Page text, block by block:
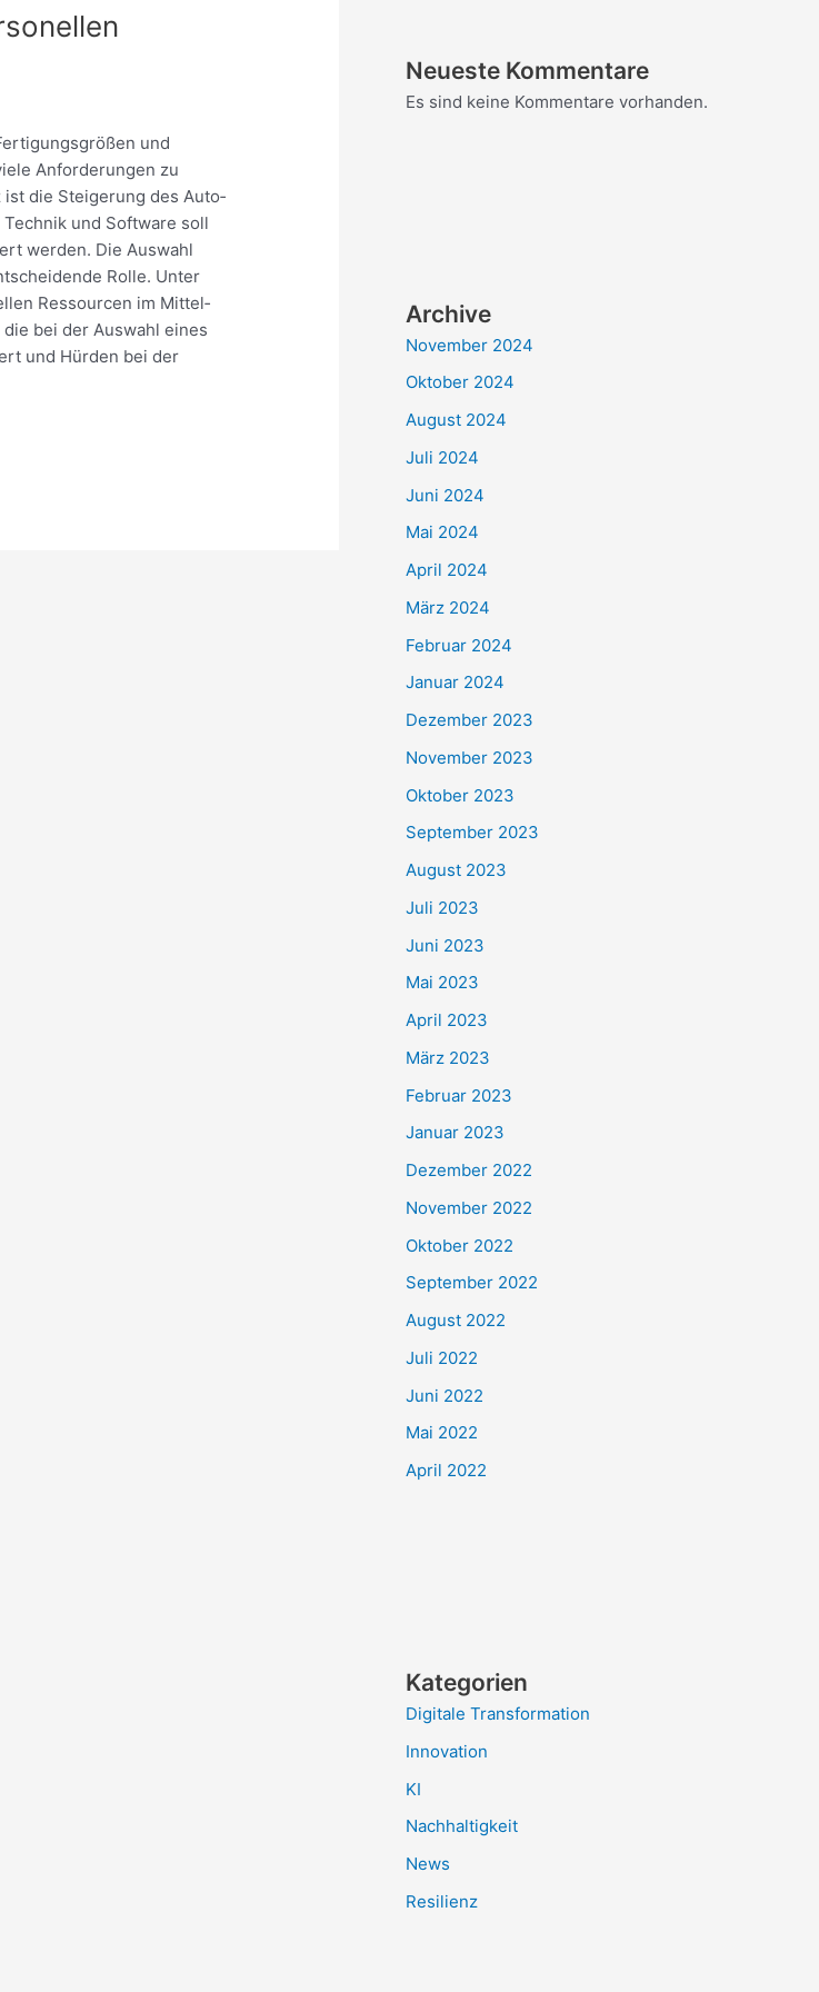
und
Anfor­de­rungen zu
ist die Stei­ge­rung des Auto­
und Software soll
werden. Die Auswahl
Rolle. Unter
Ressourcen im Mittel­
bei der Auswahl eines
und Hürden bei der
Neueste Kommentare
Es sind keine Kommentare vorhanden.
Archive
November 2024
Oktober 2024
August 2024
Juli 2024
Juni 2024
Mai 2024
April 2024
März 2024
Februar 2024
Januar 2024
Dezember 2023
November 2023
Oktober 2023
September 2023
August 2023
Juli 2023
Juni 2023
Mai 2023
April 2023
März 2023
Februar 2023
Januar 2023
Dezember 2022
November 2022
Oktober 2022
September 2022
August 2022
Juli 2022
Juni 2022
Mai 2022
April 2022
Kategorien
Digitale Transformation
Innovation
KI
Nachhaltigkeit
News
Resilienz